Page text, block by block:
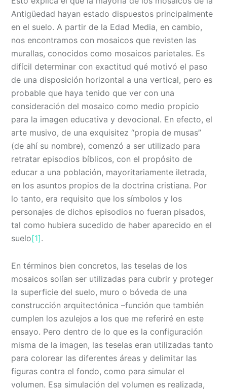
Antigüedad hayan estado dispuestos principalmente
en el suelo. A partir de la Edad Media, en cambio,
nos encontramos con mosaicos que revisten las
murallas, conocidos como mosaicos parietales. Es
difícil determinar con exactitud qué motivó el paso
de una disposición horizontal a una vertical, pero es
probable que haya tenido que ver con una
consideración del mosaico como medio propicio
para la imagen educativa y devocional. En efecto, el
arte musivo, de una exquisitez “propia de musas”
(de ahí su nombre), comenzó a ser utilizado para
retratar episodios bíblicos, con el propósito de
educar a una población, mayoritariamente iletrada,
en los asuntos propios de la doctrina cristiana. Por
lo tanto, era requisito que los símbolos y los
personajes de dichos episodios no fueran pisados,
tal como hubiera sucedido de haber aparecido en el
suelo[1].
En términos bien concretos, las teselas de los
mosaicos solían ser utilizadas para cubrir y proteger
la superficie del suelo, muro o bóveda de una
construcción arquitectónica –función que también
cumplen los azulejos a los que me referiré en este
ensayo. Pero dentro de lo que es la configuración
misma de la imagen, las teselas eran utilizadas tanto
para colorear las diferentes áreas y delimitar las
figuras contra el fondo, como para simular el
volumen. Esa simulación del volumen es realizada,